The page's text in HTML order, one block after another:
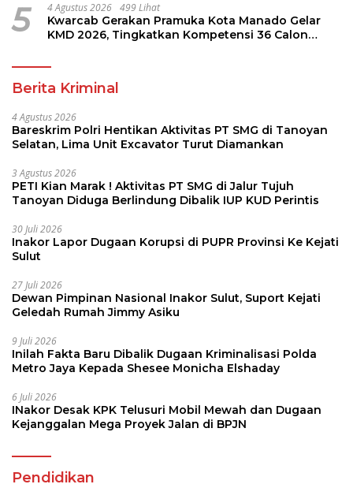
5 4 Agustus 2026 499 Lihat
Kwarcab Gerakan Pramuka Kota Manado Gelar
KMD 2026, Tingkatkan Kompetensi 36 Calon
Berita Kriminal
4 Agustus 2026
Bareskrim Polri Hentikan Aktivitas PT SMG di Tanoyan
Selatan, Lima Unit Excavator Turut Diamankan
3 Agustus 2026
PETI Kian Marak ! Aktivitas PT SMG di Jalur Tujuh
Tanoyan Diduga Berlindung Dibalik IUP KUD Perintis
30 Juli 2026
Inakor Lapor Dugaan Korupsi di PUPR Provinsi Ke Kejati
Sulut
27 Juli 2026
Dewan Pimpinan Nasional Inakor Sulut, Suport Kejati
Geledah Rumah Jimmy Asiku
9 Juli 2026
Inilah Fakta Baru Dibalik Dugaan Kriminalisasi Polda
Metro Jaya Kepada Shesee Monicha Elshaday
6 Juli 2026
INakor Desak KPK Telusuri Mobil Mewah dan Dugaan
Kejanggalan Mega Proyek Jalan di BPJN
Pendidikan